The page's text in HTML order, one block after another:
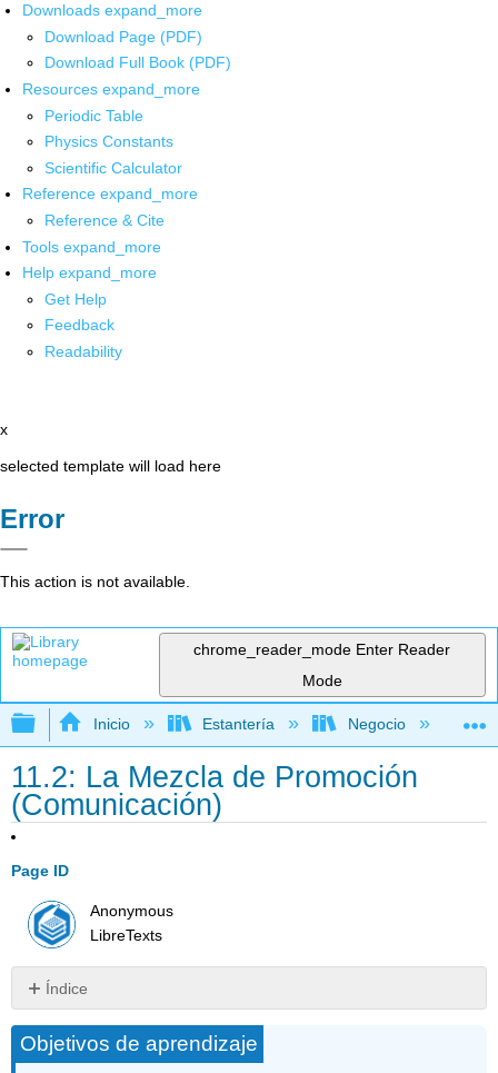
Downloads expand_more
Download Page (PDF)
Download Full Book (PDF)
Resources expand_more
Periodic Table
Physics Constants
Scientific Calculator
Reference expand_more
Reference & Cite
Tools expand_more
Help expand_more
Get Help
Feedback
Readability
x
selected template will load here
Error
This action is not available.
chrome_reader_mode Enter Reader
Mode
Expandir/contraer jerarquía global
Inicio Estantería Negocio
11.2: La Mezcla de Promoción
(Comunicación)
Page ID
Anonymous
LibreTexts
Índice
para
llevar
Objetivos de aprendizaje